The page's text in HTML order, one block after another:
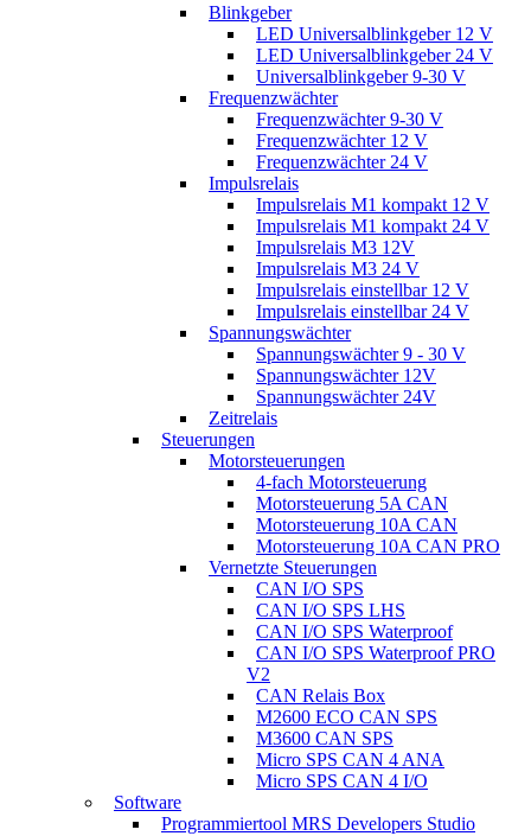
Blinkgeber
LED Universalblinkgeber 12 V
LED Universalblinkgeber 24 V
Universalblinkgeber 9-30 V
Frequenzwächter
Frequenzwächter 9-30 V
Frequenzwächter 12 V
Frequenzwächter 24 V
Impulsrelais
Impulsrelais M1 kompakt 12 V
Impulsrelais M1 kompakt 24 V
Impulsrelais M3 12V
Impulsrelais M3 24 V
Impulsrelais einstellbar 12 V
Impulsrelais einstellbar 24 V
Spannungswächter
Spannungswächter 9 - 30 V
Spannungswächter 12V
Spannungswächter 24V
Zeitrelais
Steuerungen
Motorsteuerungen
4-fach Motorsteuerung
Motorsteuerung 5A CAN
Motorsteuerung 10A CAN
Motorsteuerung 10A CAN PRO
Vernetzte Steuerungen
CAN I/O SPS
CAN I/O SPS LHS
CAN I/O SPS Waterproof
CAN I/O SPS Waterproof PRO
V2
CAN Relais Box
M2600 ECO CAN SPS
M3600 CAN SPS
Micro SPS CAN 4 ANA
Micro SPS CAN 4 I/O
Software
Programmiertool MRS Developers Studio